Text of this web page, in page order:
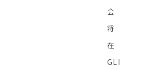
会
将
在
GLI